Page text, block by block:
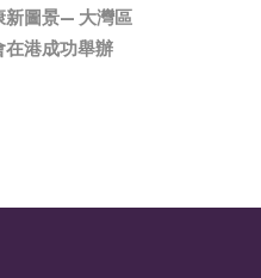
新圖景— 大灣區
在港成功舉辦